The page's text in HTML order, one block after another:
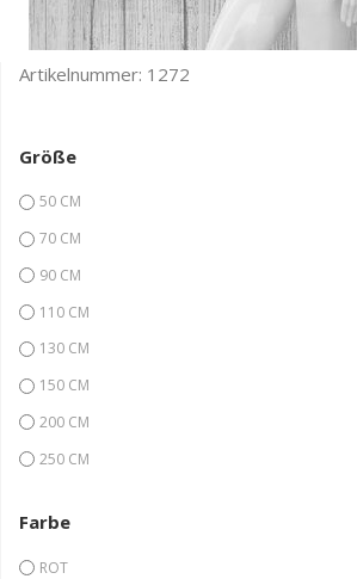
Artikelnummer: 1272
Größe
50 CM
70 CM
90 CM
110 CM
130 CM
150 CM
200 CM
250 CM
Farbe
ROT